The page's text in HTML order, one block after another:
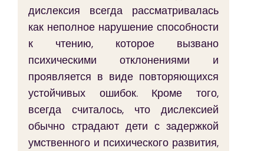
дислексия всегда рассматривалась
как неполное нарушение способности
к чтению, которое вызвано
психическими отклонениями и
проявляется в виде повторяющихся
устойчивых ошибок. Кроме того,
всегда считалось, что дислексией
обычно страдают дети с задержкой
умственного и психического развития,